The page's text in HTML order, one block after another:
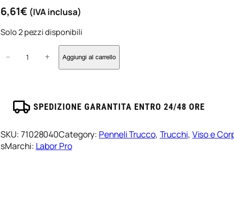
6,61€ (IVA inclusa)
Solo 2 pezzi disponibili
o
T
− + Aggiungi al carrello
SPEDIZIONE GARANTITA ENTRO 24/48 ORE
SKU: 71028040Category: Penneli Trucco, Trucchi, Viso e
sMarchi: Labor Pro